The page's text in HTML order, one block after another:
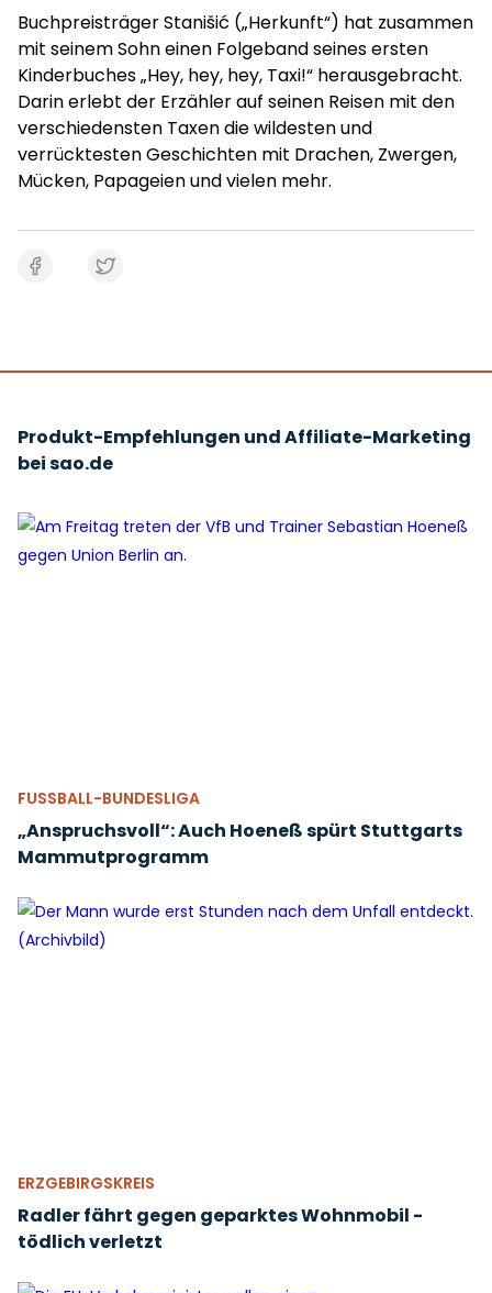
Buchpreisträger Stanišić („Herkunft“) hat zusammen
mit seinem Sohn einen Folgeband seines ersten
Kinderbuches „Hey, hey, hey, Taxi!“ herausgebracht.
Darin erlebt der Erzähler auf seinen Reisen mit den
verschiedensten Taxen die wildesten und
verrücktesten Geschichten mit Drachen, Zwergen,
Mücken, Papageien und vielen mehr.
Produkt-Empfehlungen und Affiliate-Marketing
bei sao.de
FUSSBALL-BUNDESLIGA
„Anspruchsvoll“: Auch Hoeneß spürt Stuttgarts
Mammutprogramm
ERZGEBIRGSKREIS
Radler fährt gegen geparktes Wohnmobil -
tödlich verletzt